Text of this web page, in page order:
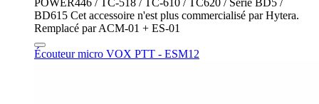
POWER446 / TC-518 / TC-610 / TC620 / Série BD5 /
BD615 Cet accessoire n'est plus commercialisé par Hytera.
Remplacé par ACM-01 + ES-01
Écouteur micro VOX PTT - ESM12